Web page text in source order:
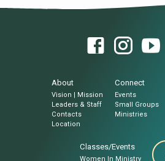
About
Vision | Mission
Leaders & Staff
Contacts
Location
Connect
Events
Small Groups
Ministries
Classes/Events
Women In Ministry